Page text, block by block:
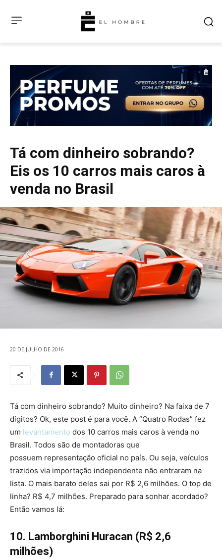
Tá com dinheiro sobrando?
Eis os 10 carros mais caros à
venda no Brasil
20 DE JULHO DE 2016
Tá com dinheiro sobrando? Muito dinheiro? Na faixa de 7
dígitos? Ok, este post é para você. A “Quatro Rodas” fez
um levantamento dos 10 carros mais caros à venda no
Brasil. Todos são de montadoras que
possuem representação oficial no país. Ou seja, veículos
trazidos via importação independente não entraram na
lista. O mais barato deles sai por R$ 2,6 milhões. O top de
linha? R$ 4,7 milhões. Preparado para sonhar acordado?
Então vamos lá:
10. Lamborghini Huracan (R$ 2,6
milhões)